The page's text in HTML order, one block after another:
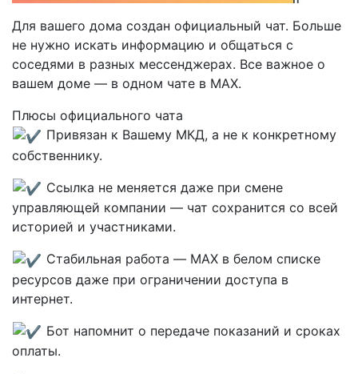
Для вашего дома создан официальный чат. Больше
не нужно искать информацию и общаться с
соседями в разных мессенджерах. Все важное о
вашем доме — в одном чате в МАХ.
Плюсы официального чата
Привязан к Вашему МКД, а не к конкретному
собственнику.
Ссылка не меняется даже при смене
управляющей компании — чат сохранится со всей
историей и участниками.
Стабильная работа — MAX в белом списке
ресурсов даже при ограничении доступа в
интернет.
Бот напомнит о передаче показаний и сроках
оплаты.